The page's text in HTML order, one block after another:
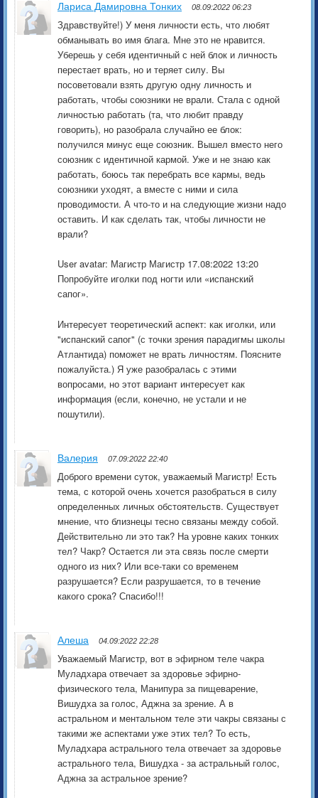
Лариса Дамировна Тонких 08.09:2022 06:23
Здравствуйте!) У меня личности есть, что любят
обманывать во имя блага. Мне это не нравится.
Уберешь у себя идентичный с ней блок и личность
перестает врать, но и теряет силу. Вы
посоветовали взять другую одну личность и
работать, чтобы союзники не врали. Стала с одной
личностью работать (та, что любит правду
говорить), но разобрала случайно ее блок:
получился минус еще союзник. Вышел вместо него
союзник с идентичной кармой. Уже и не знаю как
работать, боюсь так перебрать все кармы, ведь
союзники уходят, а вместе с ними и сила
проводимости. А что-то и на следующие жизни надо
оставить. И как сделать так, чтобы личности не
врали?
User avatar: Магистр Магистр 17.08:2022 13:20
Попробуйте иголки под ногти или «испанский
сапог».
Интересует теоретический аспект: как иголки, или
"испанский сапог" (с точки зрения парадигмы школы
Атлантида) поможет не врать личностям. Поясните
пожалуйста.) Я уже разобралась с этими
вопросами, но этот вариант интересует как
информация (если, конечно, не устали и не
пошутили).
Валерия 07.09:2022 22:40
Доброго времени суток, уважаемый Магистр! Есть
тема, с которой очень хочется разобраться в силу
определенных личных обстоятельств. Существует
мнение, что близнецы тесно связаны между собой.
Действительно ли это так? На уровне каких тонких
тел? Чакр? Остается ли эта связь после смерти
одного из них? Или все-таки со временем
разрушается? Если разрушается, то в течение
какого срока? Спасибо!!!
Алеша 04.09:2022 22:28
Уважаемый Магистр, вот в эфирном теле чакра
Муладхара отвечает за здоровье эфирно-
физического тела, Манипура за пищеварение,
Вишудха за голос, Аджна за зрение. А в
астральном и ментальном теле эти чакры связаны с
такими же аспектами уже этих тел? То есть,
Муладхара астрального тела отвечает за здоровье
астрального тела, Вишудха - за астральный голос,
Аджна за астральное зрение?